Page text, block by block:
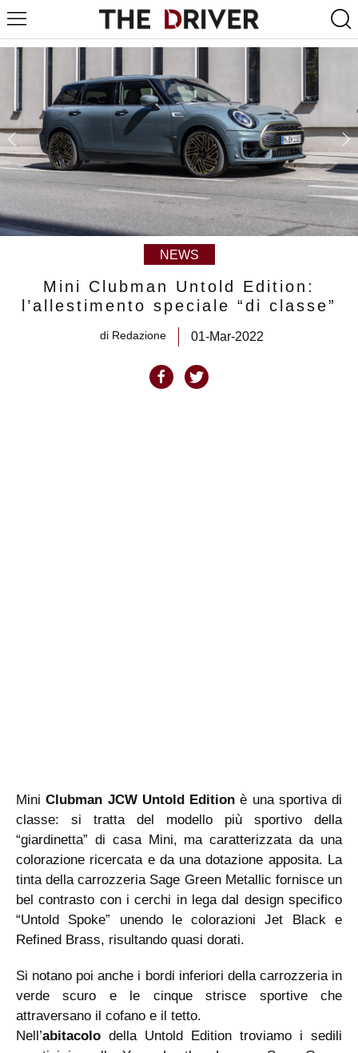
NEWS
Mini Clubman Untold Edition:
l’allestimento speciale “di classe”
di Redazione 01-Mar-2022
MiniClubman JCW Untold Editionè una sportiva di
classe: si tratta del modello più sportivo della
“giardinetta” di casa Mini, ma caratterizzata da una
colorazione ricercata e da una dotazione apposita. La
tinta della carrozzeria Sage Green Metallic fornisce un
bel contrasto con i cerchi in lega dal design specifico
“Untold Spoke” unendo le colorazioni Jet Black e
Refined Brass, risultando quasi dorati.
Si notano poi anche i bordi inferiori della carrozzeria in
verde scuro e le cinque strisce sportive che
attraversano il cofano e il tetto.
Nell’abitacolo della Untold Edition troviamo i sedili